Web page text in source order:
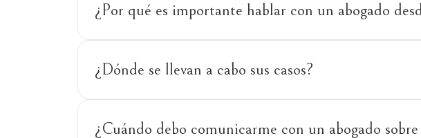
¿Por qué es importante hablar con un abogado
¿Dónde se llevan a cabo sus casos?
¿Cuándo debo comunicarme con un abogado